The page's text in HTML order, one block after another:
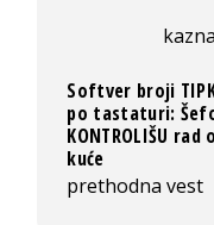
kazna
Softver broji
po tastaturi:
KONTROLIŠU rad
kuće
prethodna vest